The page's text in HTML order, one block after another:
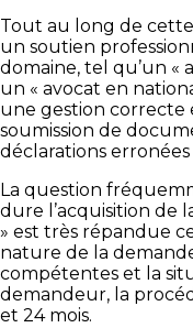
Tout au long de
un soutien
domaine, tel qu’un «
un « avocat en
une gestion correcte
soumission de
déclarations
La question
dure l’acquisition de
» est très répandue
nature de la
compétentes et la
demandeur, la
et 24 mois.